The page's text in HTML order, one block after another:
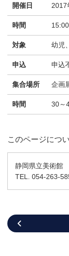
開催日 2017
時間 15:00
対象 幼児
申込 申込
集合場所 企画
時間 30～
このページにつ
静岡県立美術館
TEL. 054-263-